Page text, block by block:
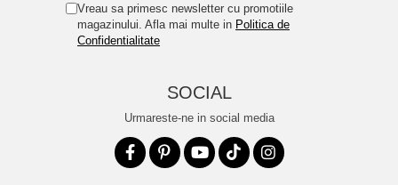
Vreau sa primesc newsletter cu promotiile
magazinului. Afla mai multe in Politica de
Confidentialitate
SOCIAL
Urmareste-ne in social media